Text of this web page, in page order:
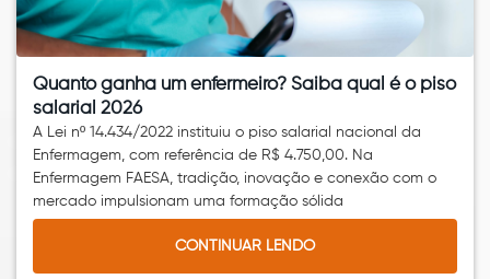
Quanto ganha um enfermeiro? Saiba qual é o piso
salarial 2026
A Lei nº 14.434/2022 instituiu o piso salarial nacional da
Enfermagem, com referência de R$ 4.750,00. Na
Enfermagem FAESA, tradição, inovação e conexão com o
mercado impulsionam uma formação sólida
CONTINUAR LENDO